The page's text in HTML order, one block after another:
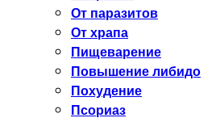
От паразитов
От храпа
Пищеварение
Повышение либидо
Похудение
Псориаз